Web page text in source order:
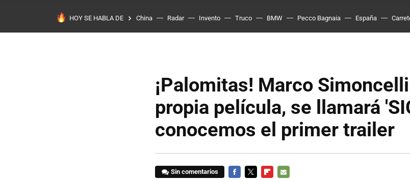
HOY SE HABLA DE China Radar Invento Truco BMW Pecco Bagnaia España
¡Palomitas! Marco
propia película, se llamará
conocemos el primer trailer
Sin comentarios